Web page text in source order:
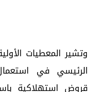
وتشير المعطيات
الرئيسي في
قروض استهلاكية